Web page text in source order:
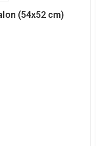
(54x52 cm)